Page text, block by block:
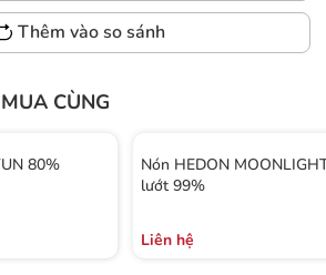
Thêm vào so sánh
CÙNG
80%
Nón HEDON
lướt 99%
Liên hệ